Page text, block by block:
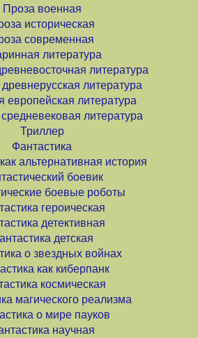
Проза военная
историческая
современная
литература
литература
литература
европейская литература
литература
Триллер
Фантастика
альтернативная история
боевик
боевые роботы
героическая
детективная
детская
о звездных войнах
как киберпанк
космическая
магического реализма
о мире пауков
научная